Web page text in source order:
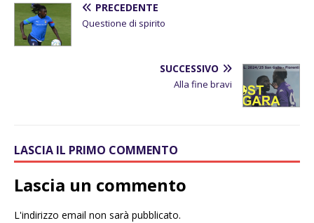
PRECEDENTE
Questione di spirito
SUCCESSIVO
Alla fine bravi
LASCIA IL PRIMO COMMENTO
Lascia un commento
L'indirizzo email non sarà pubblicato.